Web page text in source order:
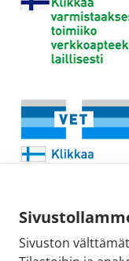
Sivuston
Sähköpostiosoite: